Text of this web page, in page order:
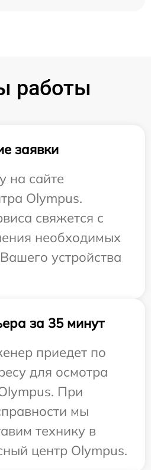
работы
заявки
на сайте
Olympus.
свяжется с
необходимых
устройства
за 35 минут
приедет по
для осмотра
При
мы
технику в
центр Olympus.